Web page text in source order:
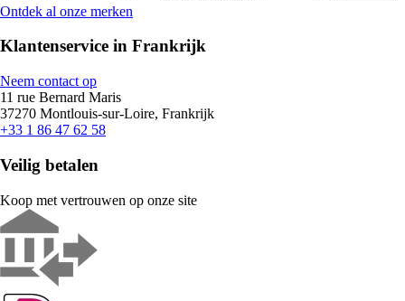
Ontdek al onze merken
Klantenservice in Frankrijk
Neem contact op
11 rue Bernard Maris
37270 Montlouis-sur-Loire, Frankrijk
+33 1 86 47 62 58
Veilig betalen
Koop met vertrouwen op onze site